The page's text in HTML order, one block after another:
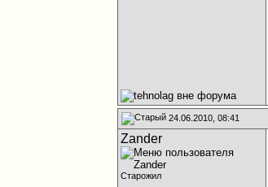
24.06.2010, 08:41
Zander
Старожил